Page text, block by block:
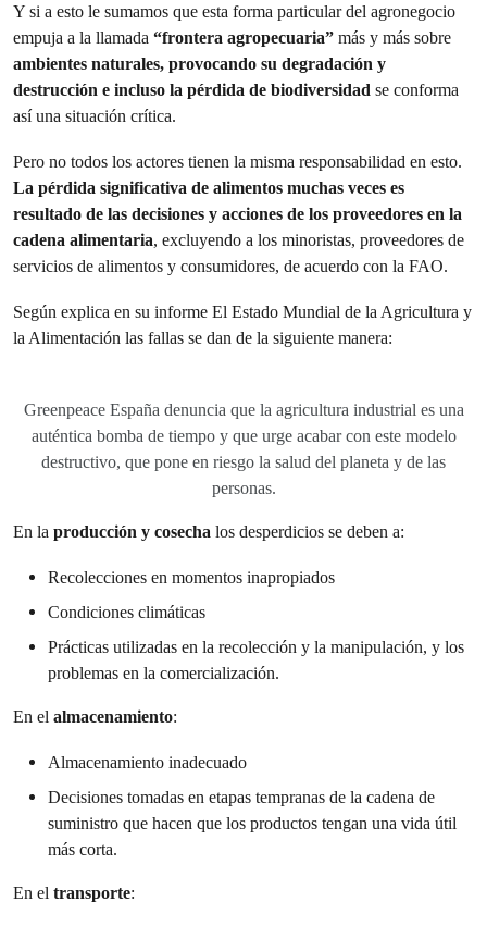
Y si a esto le sumamos que esta forma particular del agronegocio
empuja a la llamada “frontera agropecuaria” más y más sobre
ambientes naturales, provocando su degradación y
destrucción e incluso la pérdida de biodiversidad se conforma
así una situación crítica.
Pero no todos los actores tienen la misma responsabilidad en esto.
La pérdida significativa de alimentos muchas veces es
resultado de las decisiones y acciones de los proveedores en la
cadena alimentaria, excluyendo a los minoristas, proveedores de
servicios de alimentos y consumidores, de acuerdo con la FAO.
Según explica en su informe El Estado Mundial de la Agricultura y
la Alimentación las fallas se dan de la siguiente manera:
Greenpeace España denuncia que la agricultura industrial es una
auténtica bomba de tiempo y que urge acabar con este modelo
destructivo, que pone en riesgo la salud del planeta y de las
personas.
En la producción y cosecha los desperdicios se deben a:
Recolecciones en momentos inapropiados
Condiciones climáticas
Prácticas utilizadas en la recolección y la manipulación, y los
problemas en la comercialización.
En el almacenamiento:
Almacenamiento inadecuado
Decisiones tomadas en etapas tempranas de la cadena de
suministro que hacen que los productos tengan una vida útil
más corta.
En el transporte: